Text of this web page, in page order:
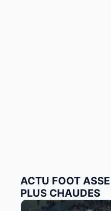
ACTU FOOT
PLUS CHAUDES